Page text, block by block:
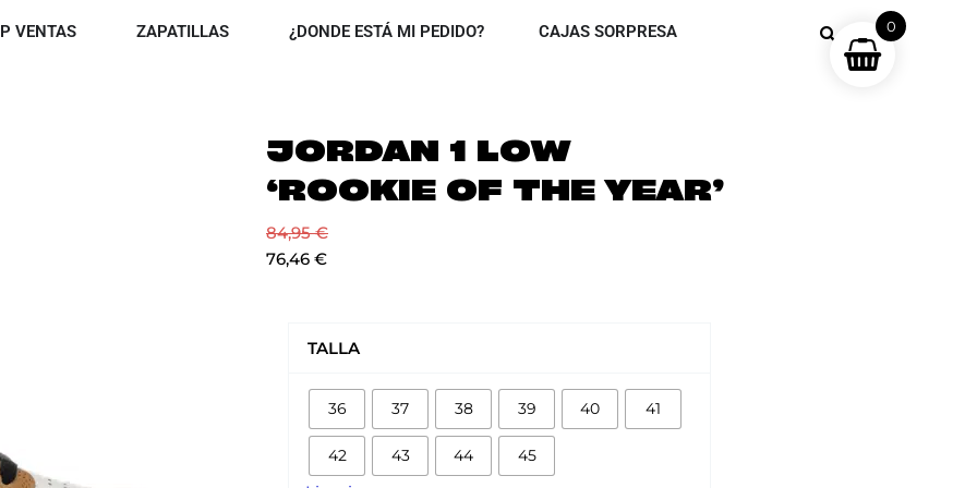
VENTAS OPEN TOP VENTAS
ZAPATILLAS OPEN ZAPATILLAS
¿DONDE ESTÁ MI PEDIDO? CAJAS SORPRESA
JORDAN 1 LOW
‘ROOKIE OF THE YEAR’
84,95€
76,46 €
TALLA
36 37 38 39 40 41
42 43 44 45
'ROOKIE
THE
YEAR'
0